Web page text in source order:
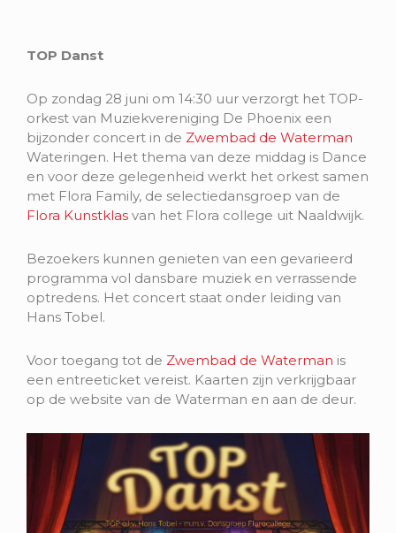
TOP Danst
Op zondag 28 juni om 14:30 uur verzorgt het TOP-
orkest van Muziekvereniging De Phoenix een
bijzonder concert in de Zwembad de Waterman
Wateringen. Het thema van deze middag is Dance
en voor deze gelegenheid werkt het orkest samen
met Flora Family, de selectiedansgroep van de
Flora Kunstklas van het Flora college uit Naaldwijk.
Bezoekers kunnen genieten van een gevarieerd
programma vol dansbare muziek en verrassende
optredens. Het concert staat onder leiding van
Hans Tobel.
Voor toegang tot de Zwembad de Waterman is
een entreeticket vereist. Kaarten zijn verkrijgbaar
op de website van de Waterman en aan de deur.